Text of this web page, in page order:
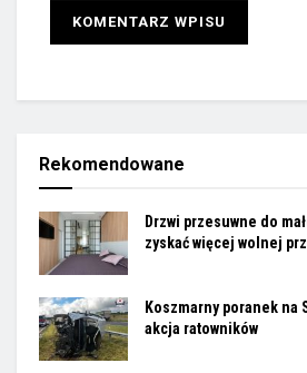
Rekomendowane
Drzwi przesuwne do
zyskać więcej wolnej
Koszmarny poranek na
akcja ratowników